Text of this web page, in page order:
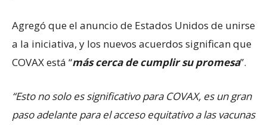
Agregó que el anuncio de Estados Unidos de unirse
a la iniciativa, y los nuevos acuerdos significan que
COVAX está “más cerca de cumplir su promesa”.
“Esto no solo es significativo para COVAX, es un gran
paso adelante para el acceso equitativo a las vacunas